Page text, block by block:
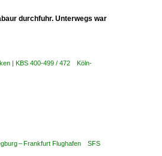
durchfuhr. Unterwegs war
| KBS 400-499 / 472 Köln-
– Frankfurt Flughafen SFS